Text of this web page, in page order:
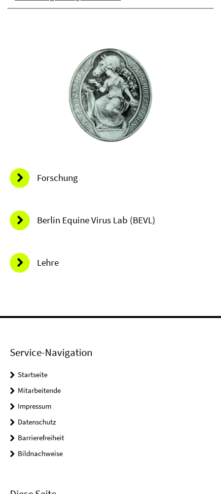
Forschung
Berlin Equine Virus Lab (BEVL)
Lehre
Service-Navigation
Startseite
Mitarbeitende
Impressum
Datenschutz
Barrierefreiheit
Bildnachweise